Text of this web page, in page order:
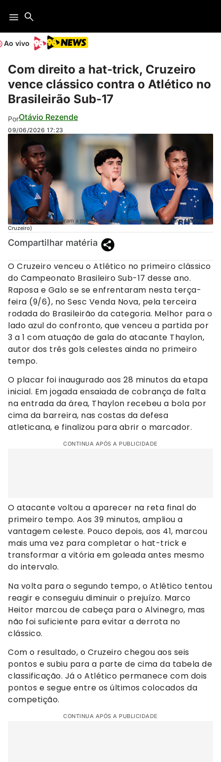
Ao vivo
Com direito a hat-trick, Cruzeiro
vence clássico contra o Atlético no
Brasileirão Sub-17
PorOtávio Rezende
09/06/2026 17:23
Crias da Toca dominaram a partida contra o Galinho (Foto: Gustavo Martins /
Cruzeiro)
Compartilhar matéria
O Cruzeiro venceu o Atlético no primeiro clássico
do Campeonato Brasileiro Sub-17 desse ano.
Raposa e Galo se se enfrentaram nesta terça-
feira (9/6), no Sesc Venda Nova, pela terceira
rodada do Brasileirão da categoria. Melhor para o
lado azul do confronto, que venceu a partida por
3 a 1 com atuação de gala do atacante Thaylon,
autor dos três gols celestes ainda no primeiro
tempo.
O placar foi inaugurado aos 28 minutos da etapa
inicial. Em jogada ensaiada de cobrança de falta
na entrada da área, Thaylon recebeu a bola por
cima da barreira, nas costas da defesa
atleticana, e finalizou para abrir o marcador.
CONTINUA APÓS A PUBLICIDADE
O atacante voltou a aparecer na reta final do
primeiro tempo. Aos 39 minutos, ampliou a
vantagem celeste. Pouco depois, aos 41, marcou
mais uma vez para completar o hat-trick e
transformar a vitória em goleada antes mesmo
do intervalo.
Na volta para o segundo tempo, o Atlético tentou
reagir e conseguiu diminuir o prejuízo. Marco
Heitor marcou de cabeça para o Alvinegro, mas
não foi suficiente para evitar a derrota no
clássico.
Com o resultado, o Cruzeiro chegou aos seis
pontos e subiu para a parte de cima da tabela de
classificação. Já o Atlético permanece com dois
pontos e segue entre os últimos colocados da
competição.
CONTINUA APÓS A PUBLICIDADE